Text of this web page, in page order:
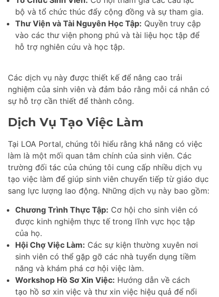
bộ và tổ chức thúc đẩy cộng đồng và sự tham gia.
Thư Viện và Tài Nguyên Học Tập: Quyền truy cập
vào các thư viện phong phú và tài liệu học tập để
hỗ trợ nghiên cứu và học tập.
Các dịch vụ này được thiết kế để nâng cao trải
nghiệm của sinh viên và đảm bảo rằng mỗi cá nhân có
sự hỗ trợ cần thiết để thành công.
Dịch Vụ Tạo Việc Làm
Tại LOA Portal, chúng tôi hiểu rằng khả năng có việc
làm là một mối quan tâm chính của sinh viên. Các
trường đối tác của chúng tôi cung cấp nhiều dịch vụ
tạo việc làm để giúp sinh viên chuyển tiếp từ giáo dục
sang lực lượng lao động. Những dịch vụ này bao gồm:
Chương Trình Thực Tập: Cơ hội cho sinh viên có
được kinh nghiệm thực tế trong lĩnh vực học tập
của họ.
Hội Chợ Việc Làm: Các sự kiện thường xuyên nơi
sinh viên có thể gặp gỡ các nhà tuyển dụng tiềm
năng và khám phá cơ hội việc làm.
Workshop Hồ Sơ Xin Việc: Hướng dẫn về cách
tạo hồ sơ xin việc và thư xin việc hiệu quả để nổi